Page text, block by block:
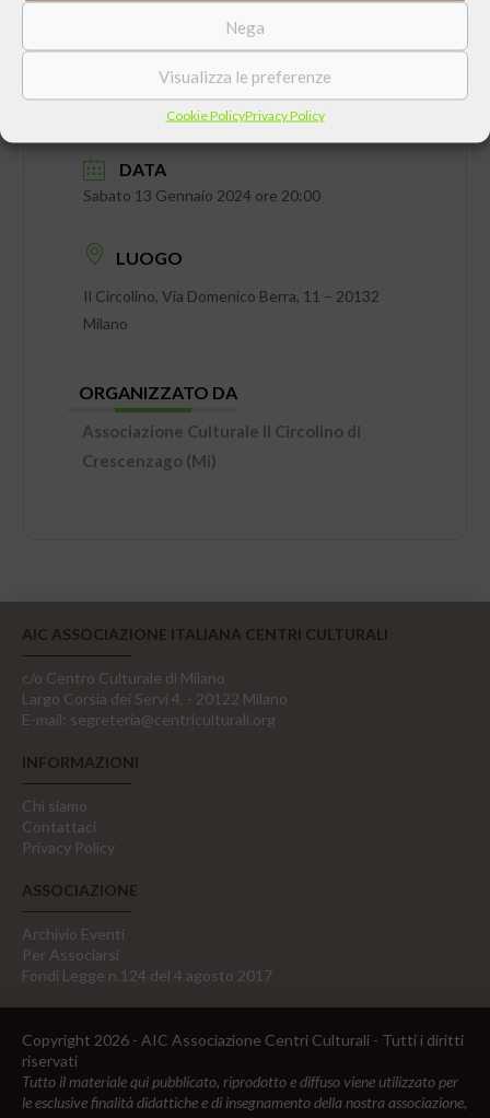
Nega
Visualizza le preferenze
Cookie PolicyPrivacy Policy
DATA
Sabato 13 Gennaio 2024 ore 20:00
LUOGO
Il Circolino, Via Domenico Berra, 11 – 20132
Milano
ORGANIZZATO DA
Associazione Culturale Il Circolino di
Crescenzago (Mi)
AIC ASSOCIAZIONE ITALIANA CENTRI CULTURALI
c/o Centro Culturale di Milano
Largo Corsia dei Servi 4, - 20122 Milano
E-mail: segreteria@centriculturali.org
INFORMAZIONI
Chi siamo
Contattaci
Privacy Policy
ASSOCIAZIONE
Archivio Eventi
Per Associarsi
Fondi Legge n.124 del 4 agosto 2017
Copyright 2026 - AIC Associazione Centri Culturali - Tutti i diritti
riservati
Tutto il materiale qui pubblicato, riprodotto e diffuso viene utilizzato per
le esclusive finalità didattiche e di insegnamento della nostra associazione,